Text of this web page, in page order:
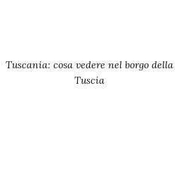
Tuscania: cosa vedere nel borgo della
Tuscia